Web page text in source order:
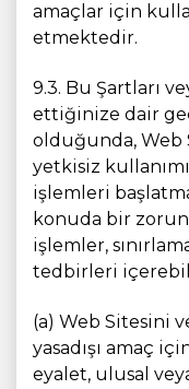
amaçlar için
etmektedir.
9.3. Bu Şartları
ettiğinize dair
olduğunda, Web
yetkisiz
işlemleri
konuda bir
işlemler,
tedbirleri
(a) Web Sitesini
yasadışı amaç
eyalet, ulusal